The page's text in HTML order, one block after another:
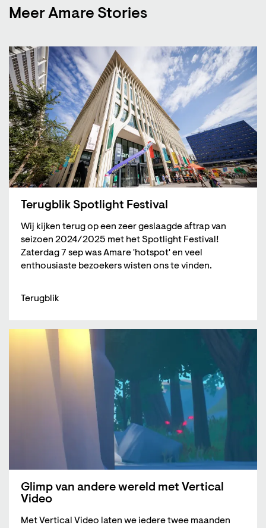
Meer Amare Stories
Terugblik Spotlight Festival
Wij kijken terug op een zeer geslaagde aftrap van
seizoen 2024/2025 met het Spotlight Festival!
Zaterdag 7 sep was Amare 'hotspot' en veel
enthousiaste bezoekers wisten ons te vinden.
Terugblik
Glimp van andere wereld met Vertical
Video
Met Vertical Video laten we iedere twee maanden